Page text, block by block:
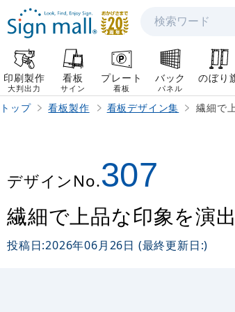
検索
印刷製作
大判出力
看板
サイン
プレート
看板
バック
パネル
のぼり
トップ 看板製作 看板デザイン集 繊細で
デザインNo.307
繊細で上品な印象を演
投稿日:2026年06月26日 (最終更新日:)